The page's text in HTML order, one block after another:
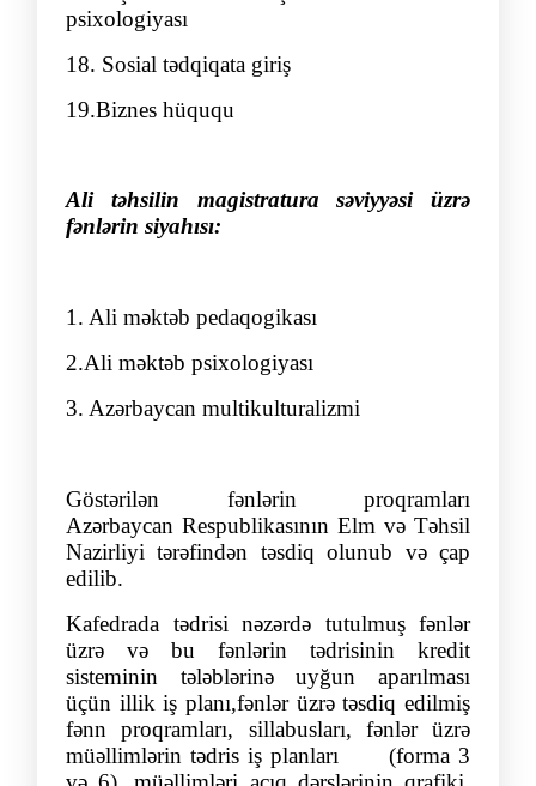
psixologiyası
18. Sosial tədqiqata giriş
19.Biznes hüququ
Ali təhsilin magistratura səviyyəsi üzrə
fənlərin siyahısı:
1. Ali məktəb pedaqogikası
2.Ali məktəb psixologiyası
3. Azərbaycan multikulturalizmi
Göstərilən fənlərin
proqramları
Azərbaycan Respublikasının Elm və Təhsil
Nazirliyi tərəfindən təsdiq olunub və çap
edilib.
Kafedrada tədrisi nəzərdə tutulmuş fənlər
üzrə və bu fənlərin tədrisinin kredit
sisteminin tələblərinə uyğun aparılması
üçün illik iş planı,fənlər üzrə təsdiq edilmiş
fənn proqramları, sillabusları, fənlər üzrə
müəllimlərin tədris iş planları
(forma 3